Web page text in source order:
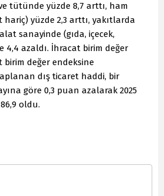
tütünde yüzde 8,7 arttı, ham
hariç) yüzde 2,3 arttı, yakıtlarda
sanayinde (gıda, içecek,
azaldı. İhracat birim değer
değer endeksine
dış ticaret haddi, bir
göre 0,3 puan azalarak 2025
oldu.